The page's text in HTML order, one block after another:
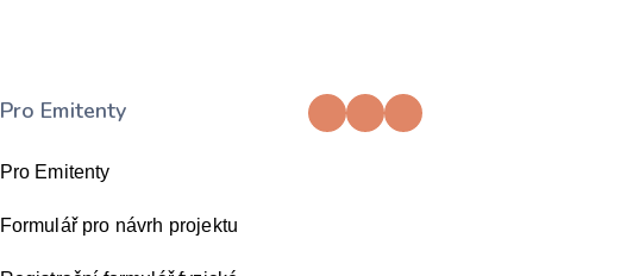
Pro Emitenty
Pro Emitenty
Formulář pro návrh projektu